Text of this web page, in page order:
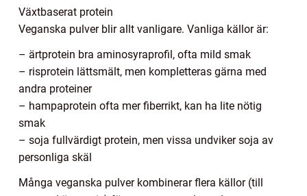
Växtbaserat protein
Veganska pulver blir allt vanligare. Vanliga källor är:
– ärtprotein bra aminosyraprofil, ofta mild smak
– risprotein lättsmält, men kompletteras gärna med
andra proteiner
– hampaprotein ofta mer fiberrikt, kan ha lite nötig
smak
– soja fullvärdigt protein, men vissa undviker soja av
personliga skäl
Många veganska pulver kombinerar flera källor (till